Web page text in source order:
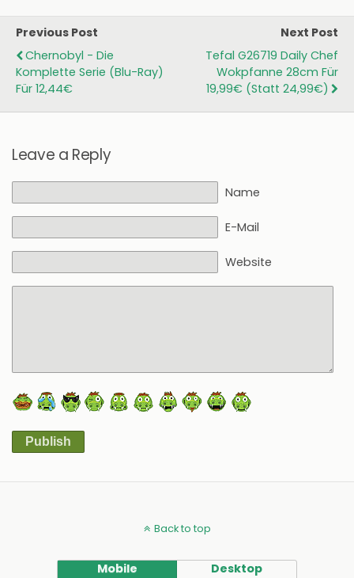
Previous Post
Chernobyl - Die
Komplette Serie (Blu-Ray)
Für 12,44€
Next Post
Tefal G26719 Daily Chef
Wokpfanne 28cm Für
19,99€ (statt 24,99€)
Leave a Reply
Name
E-Mail
Website
Publish
Back to top
Mobile Desktop